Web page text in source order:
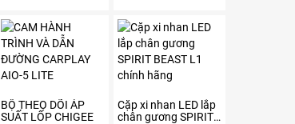
BỘ THEO DÕI ÁP
SUẤT LỐP CHIGEE
Sản
phẩm
này
có
biến
thể.
Cặp xi nhan LED lắp
chân gương SPIRIT